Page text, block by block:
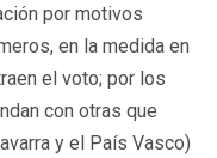
por motivos
en la medida en
el voto; por los
con otras que
y el País Vasco)